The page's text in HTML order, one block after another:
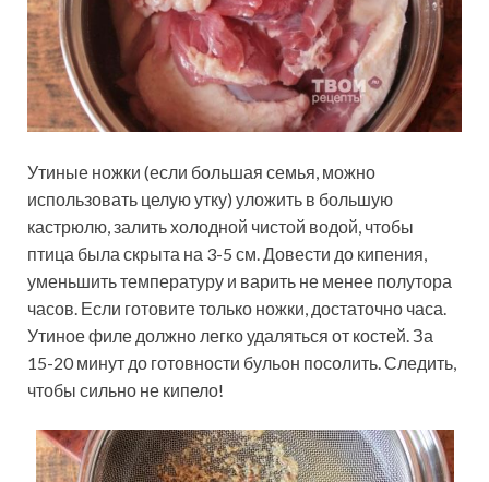
Утиные ножки (если большая семья, можно
использовать целую утку) уложить в большую
кастрюлю, залить холодной чистой водой, чтобы
птица была скрыта на 3-5 см. Довести до кипения,
уменьшить температуру и варить не менее полутора
часов. Если готовите только ножки, достаточно часа.
Утиное филе должно легко удаляться от костей. За
15-20 минут до готовности бульон посолить. Следить,
чтобы сильно не кипело!